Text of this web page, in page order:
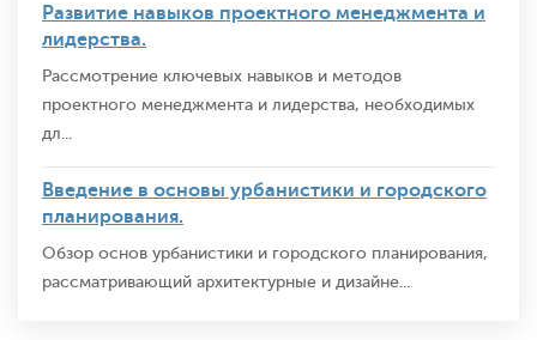
Развитие навыков проектного менеджмента и
лидерства.
Рассмотрение ключевых навыков и методов
проектного менеджмента и лидерства, необходимых
дл...
Введение в основы урбанистики и городского
планирования.
Обзор основ урбанистики и городского планирования,
рассматривающий архитектурные и дизайне...